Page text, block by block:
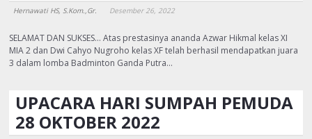
Hernawati HS, S.Kom.,Gr. Desember 26, 2022
SELAMAT DAN SUKSES… Atas prestasinya ananda Azwar Hikmal kelas XI
MIA 2 dan Dwi Cahyo Nugroho kelas XF telah berhasil mendapatkan juara
3 dalam lomba Badminton Ganda Putra…
UPACARA HARI SUMPAH PEMUDA
28 OKTOBER 2022